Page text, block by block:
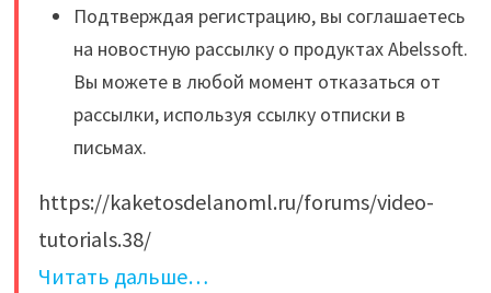
Подтверждая регистрацию, вы соглашаетесь
на новостную рассылку о продуктах Аbelssoft.
Вы можете в любой момент отказаться от
рассылки, используя ссылку отписки в
письмах.
https://kaketosdelanoml.ru/forums/video-
tutorials.38/
Читать дальше…